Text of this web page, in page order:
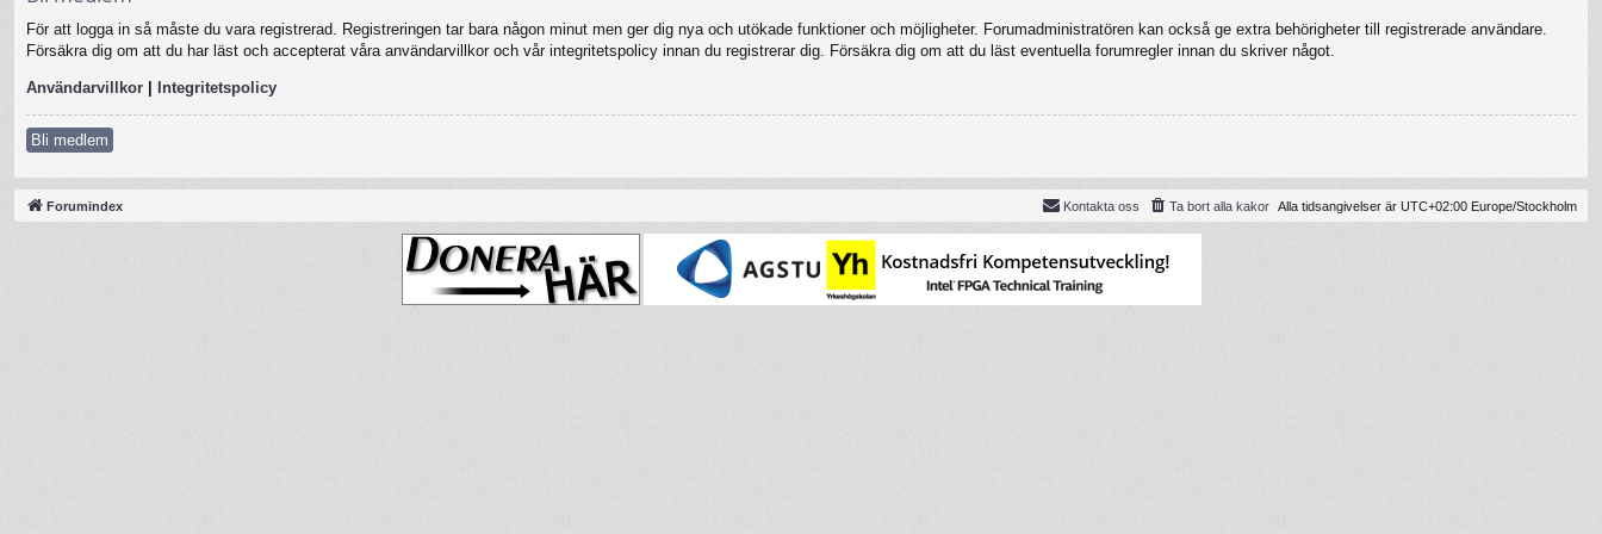
För att logga in så måste du vara registrerad. Registreringen tar bara någon minut men ger dig nya och utökade funktioner och möjligheter. Forumadministratören kan också ge extra behörigheter till registrerade användare.
Försäkra dig om att du har läst och accepterat våra användarvillkor och vår integritetspolicy innan du registrerar dig. Försäkra dig om att du läst eventuella forumregler innan du skriver något.
Användarvillkor | Integritetspolicy
Bli medlem
Forumindex Alla tidsangivelser är UTC+02:00 Europe/Stockholm
Ta bort alla kakor
Kontakta oss